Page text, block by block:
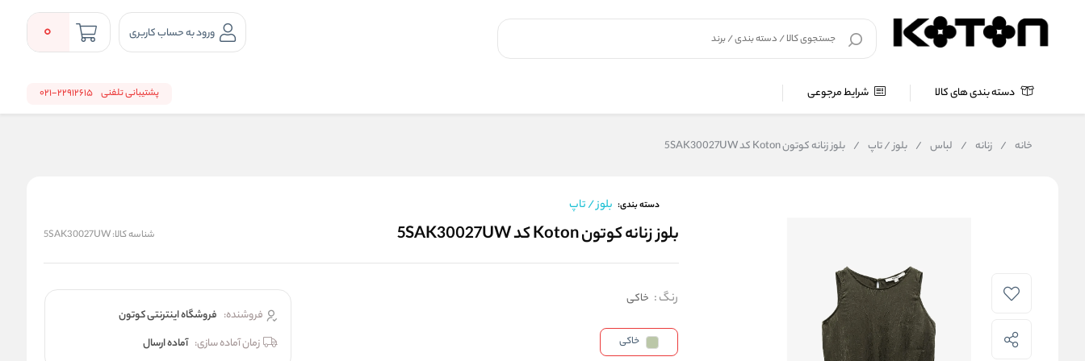
ورود به حساب کاربری 0
دسته بندی های کالا شرایط مرجوعی پشتیبانی تلفنی 22912615-021
خانه / زنانه / لباس / بلوز / تاپ / بلوز زنانه کوتون Koton کد 5SAK30027UW
دسته بندی: بلوز / تاپ
بلوز زنانه کوتون Koton کد 5SAK30027UW شناسه کالا:5SAK30027UW
رنگ: خاکی
خاکی
فروشنده: فروشگاه اینترنتی کوتون
زمان آماده سازی: آماده ارسال